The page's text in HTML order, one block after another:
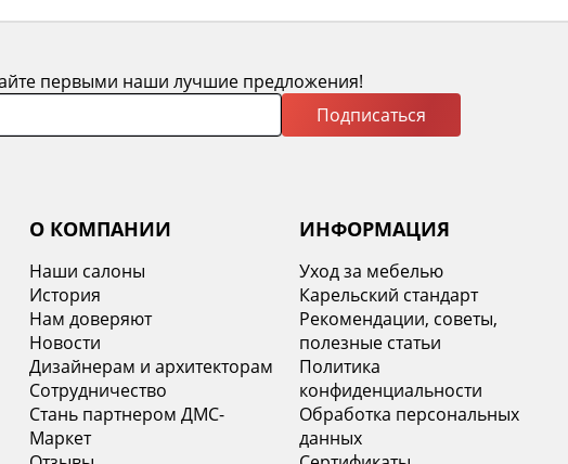
первыми наши лучшие предложения!
Подписаться
О КОМПАНИИ
Наши салоны
История
Нам доверяют
Новости
Дизайнерам и архитекторам
Сотрудничество
Стань партнером ДМС-
Маркет
ИНФОРМАЦИЯ
Уход за мебелью
Карельский стандарт
Рекомендации, советы,
полезные статьи
Политика
конфиденциальности
Обработка персональных
данных